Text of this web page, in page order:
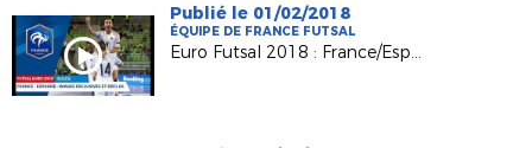
Publié le 01/02/2018
ÉQUIPE DE FRANCE FUTSAL
Euro Futsal 2018 : France/Espagne - les réactions d'après-match